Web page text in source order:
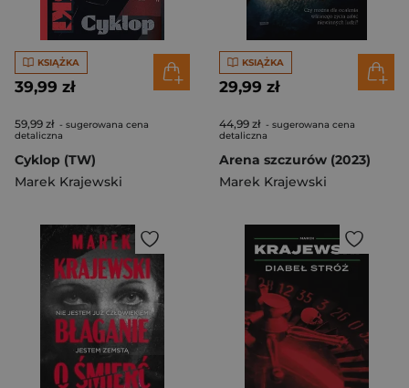
KSIĄŻKA
39,99 zł
59,99 zł - sugerowana cena
detaliczna
Cyklop (TW)
Marek Krajewski
KSIĄŻKA
29,99 zł
44,99 zł - sugerowana cena
detaliczna
Arena szczurów (2023)
Marek Krajewski